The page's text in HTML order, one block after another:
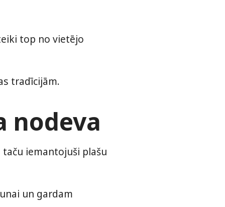
top no vietējo
tradīcijām.
nodeva
iemantojuši plašu
un gardam